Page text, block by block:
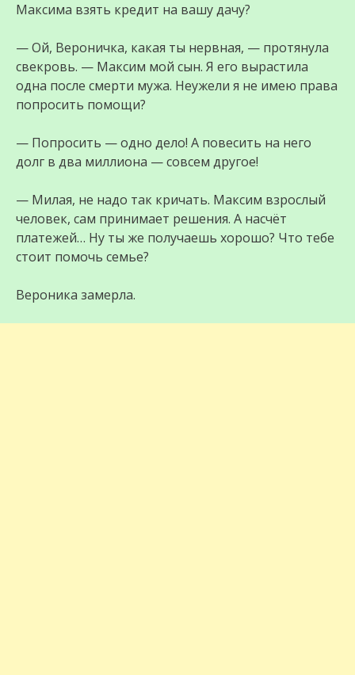
Максима взять кредит на вашу дачу?
— Ой, Вероничка, какая ты нервная, — протянула
свекровь. — Максим мой сын. Я его вырастила
одна после смерти мужа. Неужели я не имею права
попросить помощи?
— Попросить — одно дело! А повесить на него
долг в два миллиона — совсем другое!
— Милая, не надо так кричать. Максим взрослый
человек, сам принимает решения. А насчёт
платежей… Ну ты же получаешь хорошо? Что тебе
стоит помочь семье?
Вероника замерла.